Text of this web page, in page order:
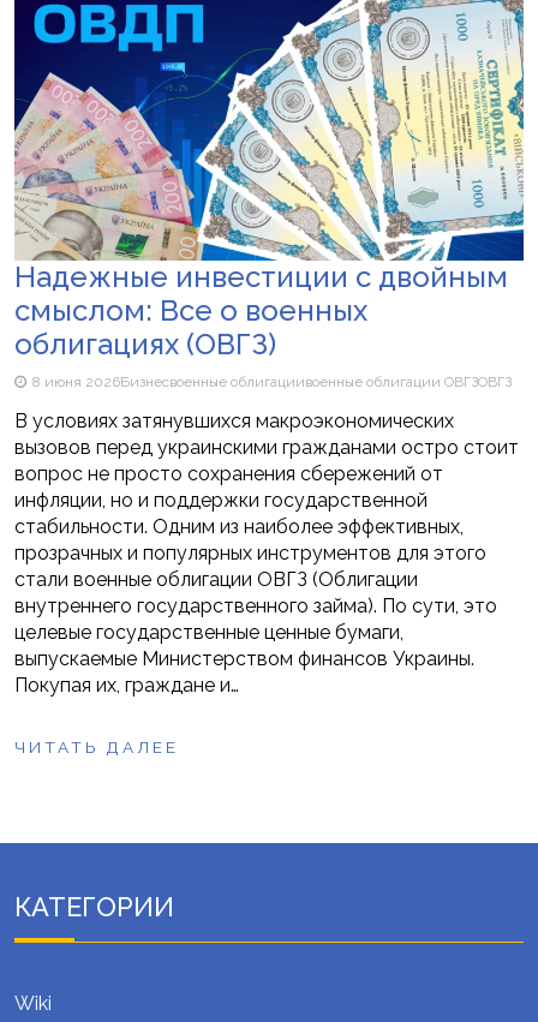
Надежные инвестиции с двойным
смыслом: Все о военных
облигациях (ОВГЗ)
8 июня 2026Бизнесвоенные облигациивоенные облигации ОВГЗОВГЗ
В условиях затянувшихся макроэкономических
вызовов перед украинскими гражданами остро стоит
вопрос не просто сохранения сбережений от
инфляции, но и поддержки государственной
стабильности. Одним из наиболее эффективных,
прозрачных и популярных инструментов для этого
стали военные облигации ОВГЗ (Облигации
внутреннего государственного займа). По сути, это
целевые государственные ценные бумаги,
выпускаемые Министерством финансов Украины.
Покупая их, граждане и…
ЧИТАТЬ ДАЛЕЕ
КАТЕГОРИИ
Wiki